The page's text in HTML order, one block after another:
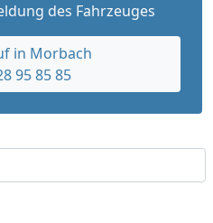
des Fahrzeuges
in Morbach
95 85 85